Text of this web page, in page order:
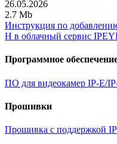
26.05.2026
2.7 Mb
Инструкция по
H в облачный сервис
Программное
ПО для видеокамер IP-E/
Прошивки
Прошивка с поддержкой